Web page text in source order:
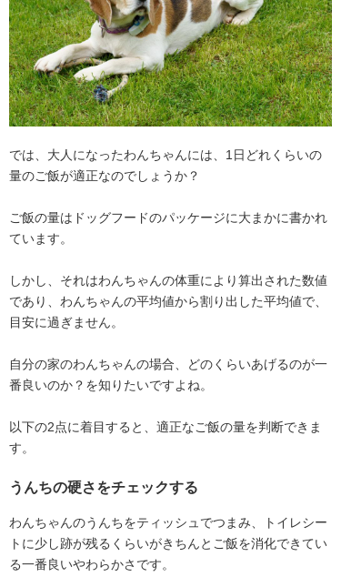
では、大人になったわんちゃんには、1日どれくらいの
量のご飯が適正なのでしょうか？
ご飯の量はドッグフードのパッケージに大まかに書かれ
ています。
しかし、それはわんちゃんの体重により算出された数値
であり、わんちゃんの平均値から割り出した平均値で、
目安に過ぎません。
自分の家のわんちゃんの場合、どのくらいあげるのが一
番良いのか？を知りたいですよね。
以下の2点に着目すると、適正なご飯の量を判断できま
す。
うんちの硬さをチェックする
わんちゃんのうんちをティッシュでつまみ、トイレシー
トに少し跡が残るくらいがきちんとご飯を消化できてい
る一番良いやわらかさです。